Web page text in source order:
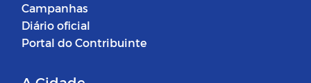
Campanhas
Diário oficial
Portal do Contribuinte